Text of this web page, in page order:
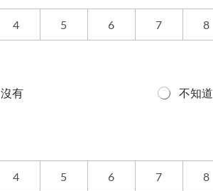
4 5 6 7 8
沒有 不知道
4 5 6 7 8